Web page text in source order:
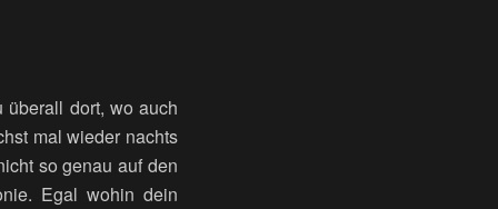
dort, wo auch
mal wieder nachts
so genau auf den
Egal wohin dein